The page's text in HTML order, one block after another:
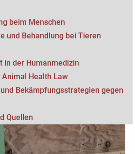
beim Menschen
und Behandlung bei Tieren
in der Humanmedizin
Animal Health Law
Bekämpfungsstrategien gegen
Quellen